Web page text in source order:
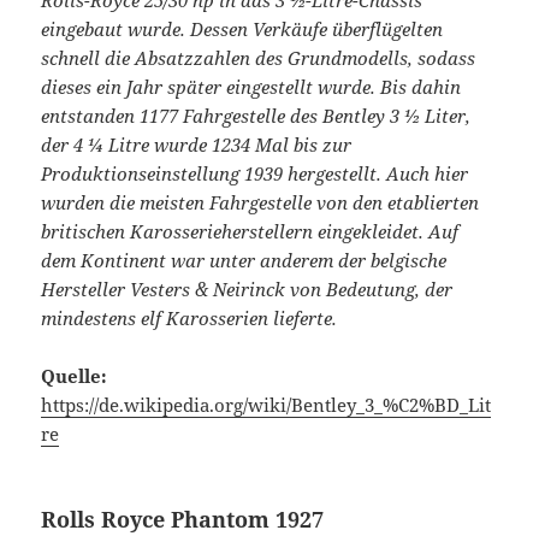
eingebaut wurde. Dessen Verkäufe überflügelten
schnell die Absatzzahlen des Grundmodells, sodass
dieses ein Jahr später eingestellt wurde. Bis dahin
entstanden 1177 Fahrgestelle des Bentley 3 ½ Liter,
der 4 ¼ Litre wurde 1234 Mal bis zur
Produktionseinstellung 1939 hergestellt. Auch hier
wurden die meisten Fahrgestelle von den etablierten
britischen Karosserieherstellern eingekleidet. Auf
dem Kontinent war unter anderem der belgische
Hersteller Vesters & Neirinck von Bedeutung, der
mindestens elf Karosserien lieferte.
Quelle:
https://de.wikipedia.org/wiki/Bentley_3_%C2%BD_Lit
re
Rolls Royce Phantom 1927